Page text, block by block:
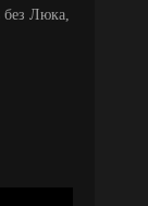
Люка,